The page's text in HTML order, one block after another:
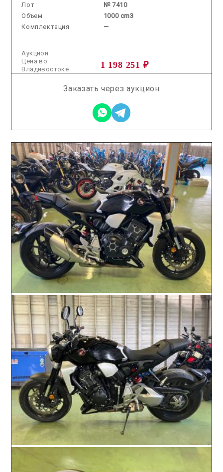
Лот
№ 7410
Объем
1000 cm3
Комплектация
—
Аукцион
1 198 251 ₽
Цена во
Владивостоке
Заказать через аукцион